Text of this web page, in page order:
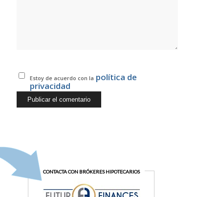
Estoy de acuerdo con la política de
privacidad